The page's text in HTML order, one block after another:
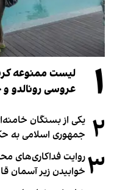
۱
عروسی رونالدو و
۲ یکی از بستگان
جمهوری اسلامی به
۳ خوابیدن زیر آسمان